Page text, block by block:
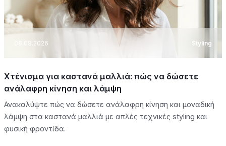
08.08.2026 Styling
Χτένισμα για καστανά μαλλιά: πώς να δώσετε
ανάλαφρη κίνηση και λάμψη
Ανακαλύψτε πώς να δώσετε ανάλαφρη κίνηση και μοναδική
λάμψη στα καστανά μαλλιά με απλές τεχνικές styling και
φυσική φροντίδα.